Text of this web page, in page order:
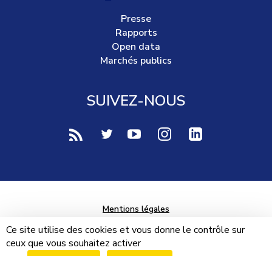
Presse
Rapports
Open data
Marchés publics
SUIVEZ-NOUS
voir notre page rss (Nouvelle fenêtre)
voir notre page twitter (Nouvelle
voir notre page youtube-play
voir notre page
Mentions légales
Données personnelles
Plan du site
Ce site utilise des cookies et vous donne le contrôle sur
ceux que vous souhaitez activer